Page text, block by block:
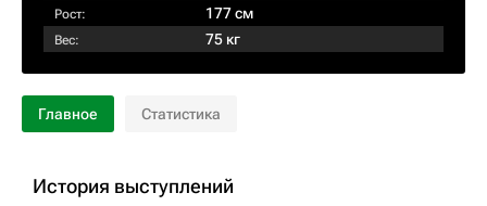
Рост: 177 см
Вес: 75 кг
Главное Статистика
История выступлений